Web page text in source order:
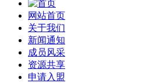
网站首页
关于我们
新闻通知
成员风采
资源共享
申请入盟